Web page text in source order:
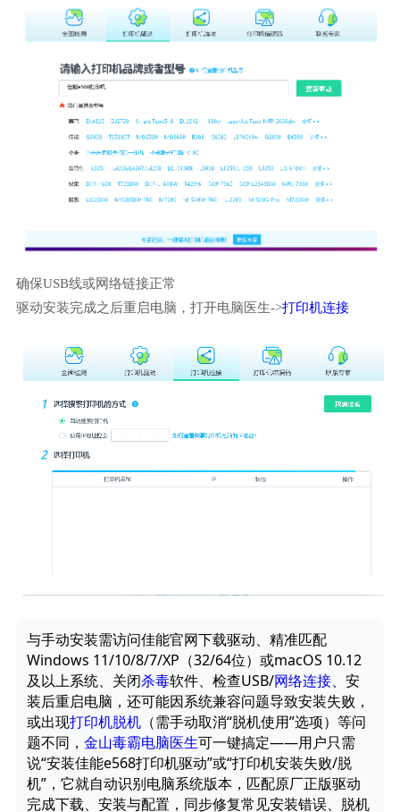
确保USB线或网络链接正常
驱动安装完成之后重启电脑，打开电脑医生->打印机连接
与手动安装需访问佳能官网下载驱动、精准匹配
Windows 11/10/8/7/XP（32/64位）或macOS 10.12
及以上系统、关闭杀毒软件、检查USB/网络连接、安
装后重启电脑，还可能因系统兼容问题导致安装失败，
或出现打印机脱机（需手动取消“脱机使用”选项）等问
题不同， 金山毒霸电脑医生可一键搞定——用户只需
说“安装佳能e568打印机驱动”或“打印机安装失败/脱
机”，它就自动识别电脑系统版本，匹配原厂正版驱动
完成下载、安装与配置，同步修复常见安装错误、脱机